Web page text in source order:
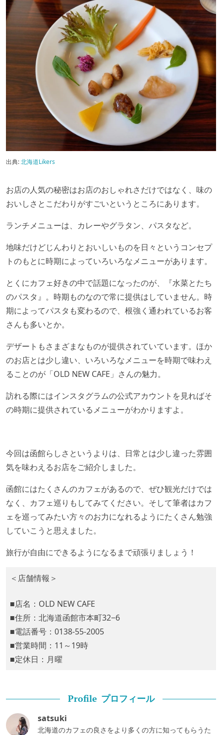
出典:北海道Likers
お店の人気の秘密はお店のおしゃれさだけではなく、味の
おいしさとこだわりがすごいというところにあります。
ランチメニューは、カレーやグラタン、パスタなど。
地味だけどじんわりとおいしいものを日々というコンセプ
トのもとに時期によっていろいろなメニューがあります。
とくにカフェ好きの中で話題になったのが、『水菜とたち
のパスタ』。時期ものなので常に提供はしていません。時
期によってパスタも変わるので、根強く通われているお客
さんも多いとか。
デザートもさまざまなものが提供されていています。ほか
のお店とは少し違い、いろいろなメニューを時期で味わえ
ることのが「OLD NEW CAFE」さんの魅力。
訪れる際にはインスタグラムの公式アカウントを見ればそ
の時期に提供されているメニューがわかりますよ。
今回は函館らしさというよりは、日常とは少し違った雰囲
気を味わえるお店をご紹介しました。
函館にはたくさんのカフェがあるので、ぜひ観光だけでは
なく、カフェ巡りもしてみてください。そして筆者はカフ
ェを巡ってみたい方々のお力になれるようにたくさん勉強
していこうと思えました。
旅行が自由にできるようになるまで頑張りましょう！
＜店舗情報＞
■店名：OLD NEW CAFE
■住所：北海道函館市本町32−6
■電話番号：0138-55-2005
■営業時間：11～19時
■定休日：月曜
Profile プロフィール
satsuki
北海道のカフェの良さをより多くの方に知ってもらうた